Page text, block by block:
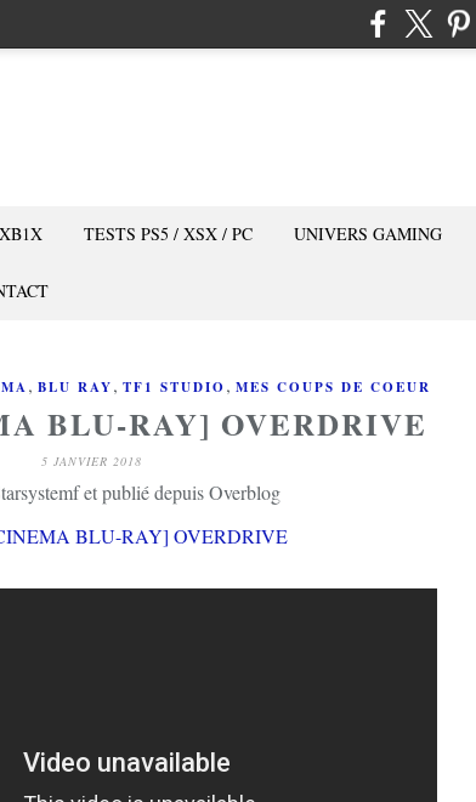
TESTS PS5 / XSX / PC UNIVERS GAMING
, BLU RAY, TF1 STUDIO , MES COUPS DE COEUR
BLU-RAY] OVERDRIVE
5 JANVIER 2018
et publié depuis Overblog